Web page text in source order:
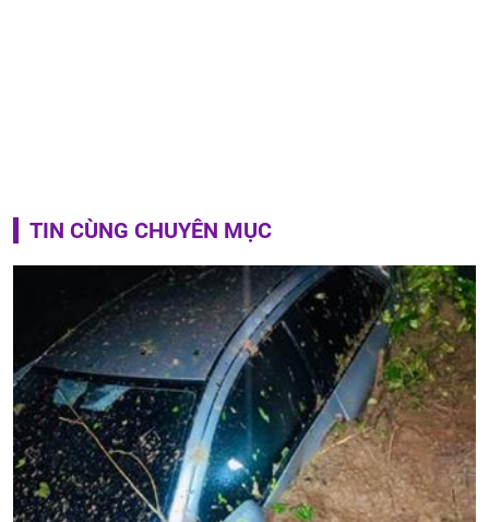
TIN CÙNG CHUYÊN MỤC